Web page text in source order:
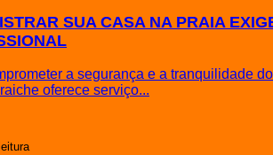
SUA CASA NA PRAIA
a segurança e a tranquilidade
oferece serviço...